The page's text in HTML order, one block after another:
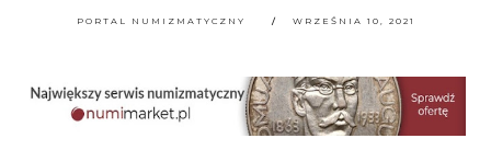
PORTAL NUMIZMATYCZNY WRZEŚNIA 10, 2021